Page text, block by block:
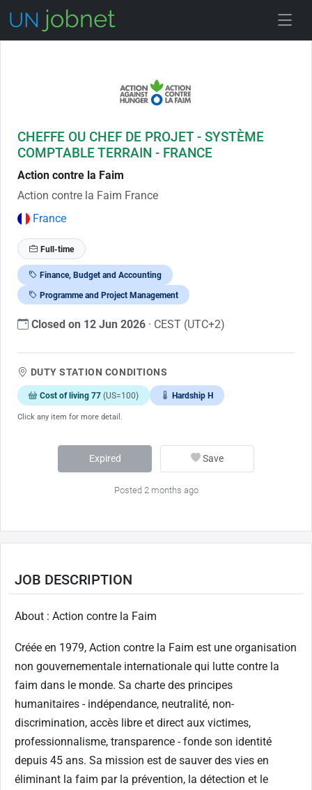
CHEFFE OU CHEF DE PROJET - SYSTÈME
COMPTABLE TERRAIN - FRANCE
Action contre la Faim
Action contre la Faim France
France
Full-time
Finance, Budget and Accounting
Programme and Project Management
Closed on 12 Jun 2026 · CEST (UTC+2)
DUTY STATION CONDITIONS
Cost of living 77 (US=100) Hardship H
Click any item for more detail.
Expired Save
Posted 2 months ago
JOB DESCRIPTION
About : Action contre la Faim
Créée en 1979, Action contre la Faim est une organisation
non gouvernementale internationale qui lutte contre la
faim dans le monde. Sa charte des principes
humanitaires - indépendance, neutralité, non-
discrimination, accès libre et direct aux victimes,
professionnalisme, transparence - fonde son identité
depuis 45 ans. Sa mission est de sauver des vies en
éliminant la faim par la prévention, la détection et le